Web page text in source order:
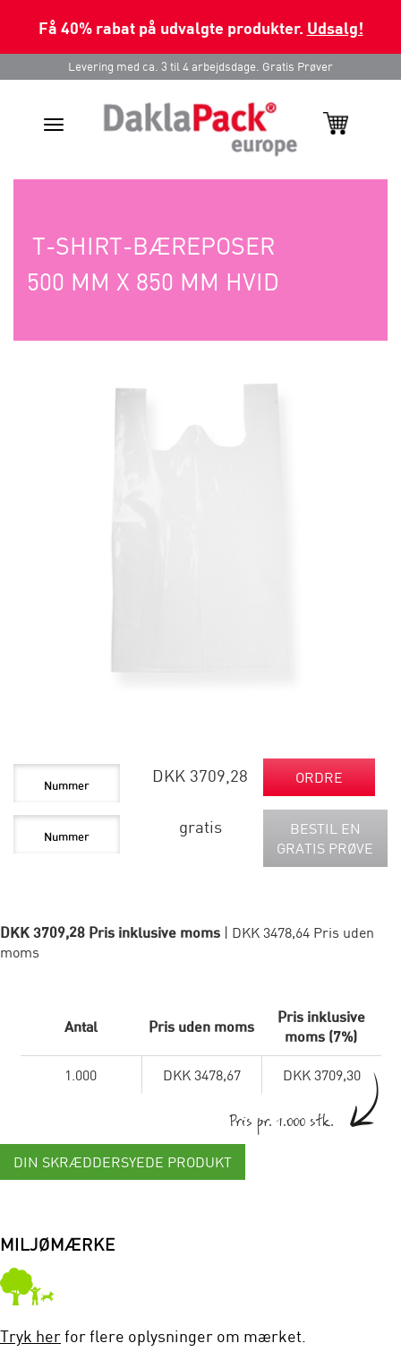
Få 40% rabat på udvalgte produkter. Udsalg!
Levering med ca. 3 til 4 arbejdsdage. Gratis Prøver
Toggle
T-SHIRT-BÆREPOSER
500 MM X 850 MM HVID
DKK 3709,28 ORDRE
gratis
BESTIL EN
GRATIS PRØVE
DKK 3709,28 Pris inklusive moms | DKK 3478,64 Pris uden
moms
Antal Pris uden moms
Pris inklusive
moms (7%)
1.000 DKK 3478,67 DKK 3709,30
Pris pr. 1.000 stk.
DIN SKRÆDDERSYEDE PRODUKT
MILJØMÆRKE
Tryk herfor flere oplysninger om mærket.